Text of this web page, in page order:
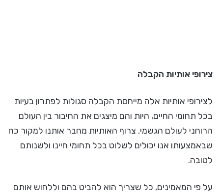
צירופי אותיות הקבלה
לצירופי אותיות אלה מייחסת הקבלה סגולות לפתרון בעיות
בכל תחומי החיים, היות והם מיצגים את החיבור בין העולם
הרוחני לעולם הגשמי. צרוף האותיות מחבר אותנו למקור כח
שבאמצעותו אנו יכולים לשלוט בכל תחומי חיינו ולשנותם
לטובה.
על פי המאמינים, כל שצריך הוא להביט בהם וללחוש אותם